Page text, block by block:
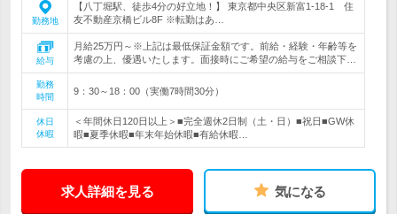
勤務地
【八丁堀駅、徒歩4分の好立地！】 東京都中央区新富1-18-1 住
友不動産京橋ビル8F ※転勤はあ…
給与
月給25万円～※上記は最低保証金額です。前給・経験・年齢等を
考慮の上、優遇いたします。面接時にご希望の給与をご相談下…
勤務
時間
9：30～18：00（実働7時間30分）
休日
休暇
＜年間休日120日以上＞■完全週休2日制（土・日）■祝日■GW休
暇■夏季休暇■年末年始休暇■有給休暇…
求人詳細を見る 気になる